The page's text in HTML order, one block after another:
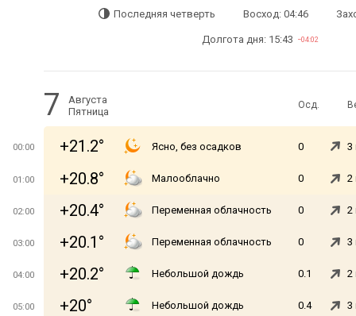
Последняя четверть Восход: 04:46
Долгота дня: 15:43 −04:02
7
Августа
Пятница
Осд.
00:00 +21.2° Ясно, без осадков 0 3
01:00 +20.8° Малооблачно 0 2
02:00 +20.4° Переменная облачность 0 2
03:00 +20.1° Переменная облачность 0 3
04:00 +20.2° Небольшой дождь 0.1 2
05:00 +20° Небольшой дождь 0.4 3